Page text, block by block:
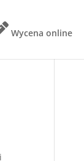
Wycena online